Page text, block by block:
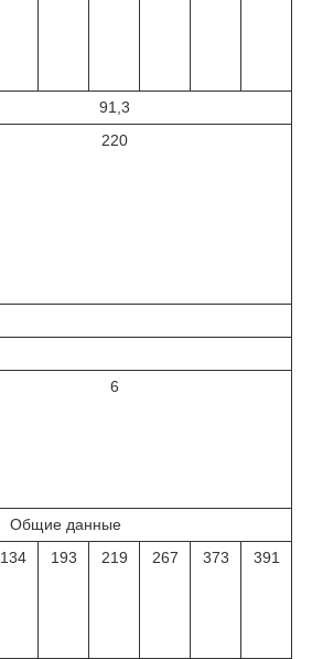
91,3
220
6
Общие данные
134 193 219 267 373 391